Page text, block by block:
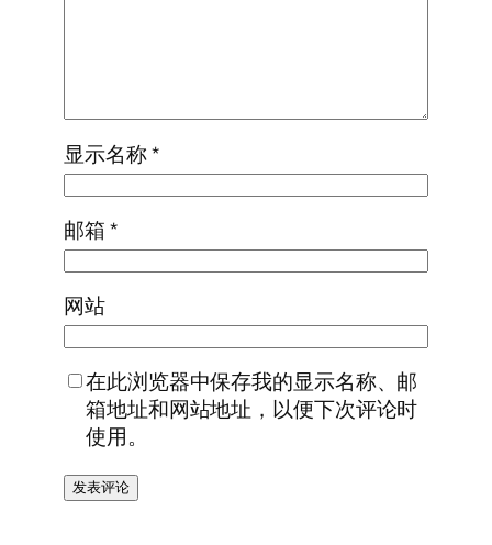
显示名称*
邮箱*
网站
在此浏览器中保存我的显示名称、邮
箱地址和网站地址，以便下次评论时
使用。